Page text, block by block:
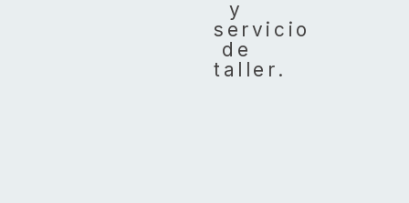
y
servicio
de
taller.